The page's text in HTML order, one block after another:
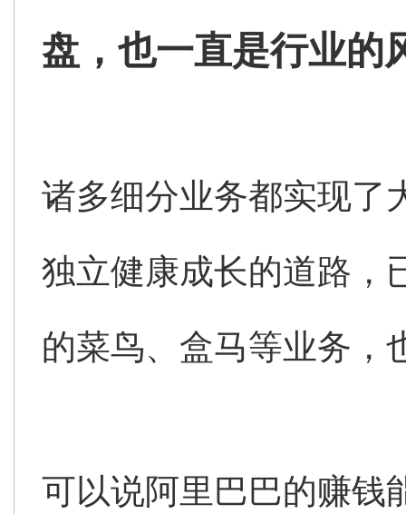
盘，也一直是行业的
诸多细分业务都实现了
独立健康成长的道路，
的菜鸟、盒马等业务，
可以说阿里巴巴的赚钱